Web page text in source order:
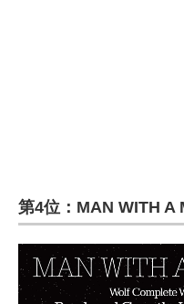
第4位：MAN WITH A